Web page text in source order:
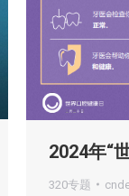
2024年“
320专题